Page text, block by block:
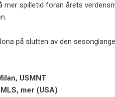
mer spilletid foran årets
på slutten av den
USMNT
mer (USA)